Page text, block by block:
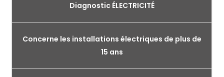
Diagnostic ÉLECTRICITÉ
Concerne les installations électriques de plus de
15 ans